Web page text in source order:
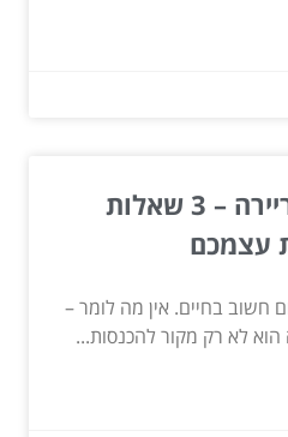
רגע לפני ייעוץ קריירה – 3 שאלות
עצמכם
חשוב בחיים. אין מה לומר –
לא רק מקור להכנסות...